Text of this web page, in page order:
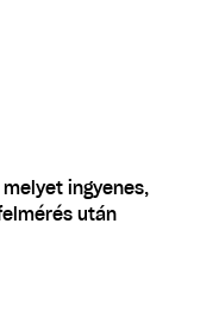
ingyenes,
után